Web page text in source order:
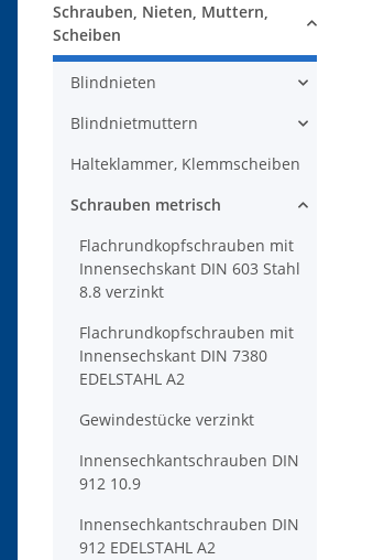
Schrauben, Nieten, Muttern,
Scheiben
Blindnieten
Blindnietmuttern
Halteklammer, Klemmscheiben
Schrauben metrisch
Flachrundkopfschrauben mit
Innensechskant DIN 603 Stahl
8.8 verzinkt
Flachrundkopfschrauben mit
Innensechskant DIN 7380
EDELSTAHL A2
Gewindestücke verzinkt
Innensechkantschrauben DIN
912 10.9
Innensechkantschrauben DIN
912 EDELSTAHL A2